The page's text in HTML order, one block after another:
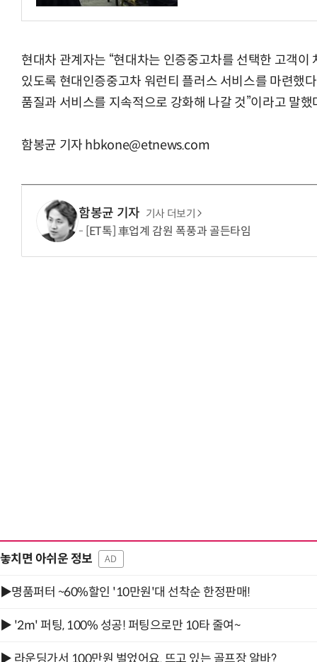
현대차 관계자는 “현대차는 인증중고차를 선택한 고객
있도록 현대인증중고차 워런티 플러스 서비스를 마련했
품질과 서비스를 지속적으로 강화해 나갈 것”이라고 말했
함봉균 기자 hbkone@etnews.com
함봉균 기자 기사 더보기
[ET톡] 車업계 감원 폭풍과 골든타임
놓치면 아쉬운 정보 AD
▶명품퍼터 ~60%할인 '10만원'대 선착순 한정판매!
▶ '2m' 퍼팅, 100% 성공! 퍼팅으로만 10타 줄여~
▶ 라운딩가서 100만원 벌었어요. 뜨고 있는 골프장 알바?